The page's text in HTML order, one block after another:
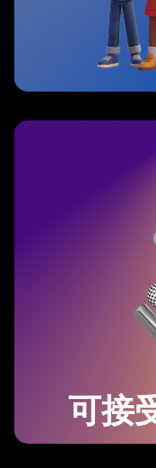
可接